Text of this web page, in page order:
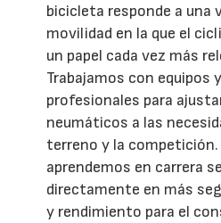
bicicleta responde a una
movilidad en la que el
un papel cada vez más
Trabajamos con equipos
profesionales para
neumáticos a las
terreno y la competición.
aprendemos en carrera
directamente en más
y rendimiento para el